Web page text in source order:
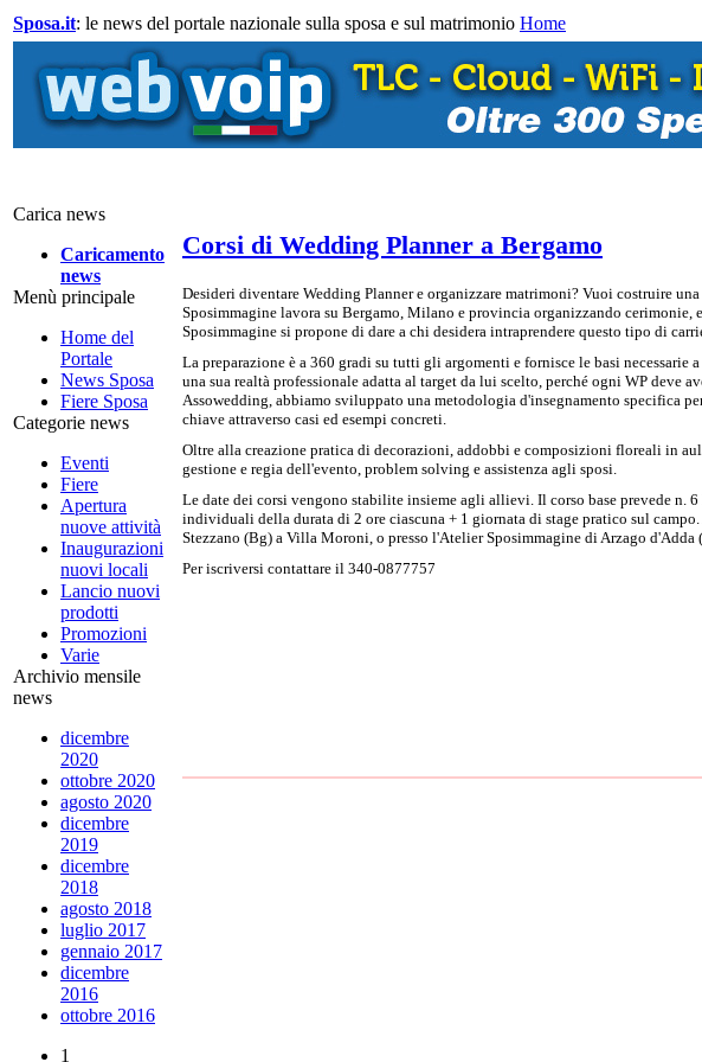
Sposa.it: le news del portale nazionale sulla sposa e sul matrimonio Home
Carica news
Caricamento
news
Menù principale
Home del
Portale
News Sposa
Fiere Sposa
Categorie news
Eventi
Fiere
Apertura
nuove attività
Inaugurazioni
nuovi locali
Lancio nuovi
prodotti
Promozioni
Varie
Archivio mensile
news
dicembre
2020
ottobre 2020
agosto 2020
dicembre
2019
dicembre
2018
agosto 2018
luglio 2017
gennaio 2017
dicembre
2016
ottobre 2016
1
Corsi di Wedding Planner a Bergamo
Desideri diventare Wedding Planner e organizzare matrimoni? Vuoi costruire
Sposimmagine lavora su Bergamo, Milano e provincia organizzando
Sposimmagine si propone di dare a chi desidera intraprendere questo tipo di
La preparazione è a 360 gradi su tutti gli argomenti e fornisce le basi
una sua realtà professionale adatta al target da lui scelto, perché ogni WP
Assowedding, abbiamo sviluppato una metodologia d'insegnamento specifica
chiave attraverso casi ed esempi concreti.
Oltre alla creazione pratica di decorazioni, addobbi e composizioni floreali in
gestione e regia dell'evento, problem solving e assistenza agli sposi.
Le date dei corsi vengono stabilite insieme agli allievi. Il corso base prevede
individuali della durata di 2 ore ciascuna + 1 giornata di stage pratico sul
Stezzano (Bg) a Villa Moroni, o presso l'Atelier Sposimmagine di Arzago d'Adda
Per iscriversi contattare il 340-0877757